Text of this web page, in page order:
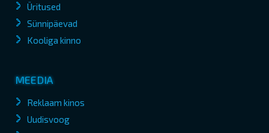
Üritused
Sünnipäevad
Kooliga kinno
MEEDIA
Reklaam kinos
Uudisvoog